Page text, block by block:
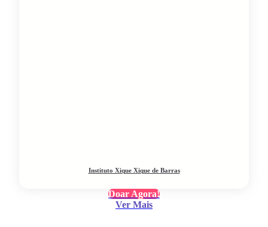
Instituto Xique Xique de Barras
Doar Agora!
Ver Mais